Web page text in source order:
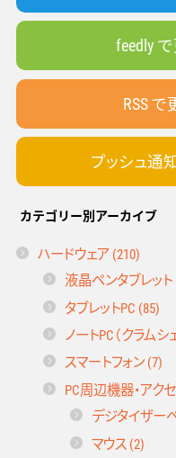
feedly
RSS
プッシュ通
カテゴリー別アーカイブ
ハードウェア (210)
液晶ペンタブレット
タブレットPC (85)
ノートPC（クラムシ
スマートフォン (7)
PC周辺機器・アク
デジタイザー
マウス (2)